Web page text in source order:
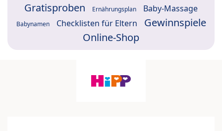
Gratisproben Ernährungsplan Baby-Massage
Babynamen Checklisten für Eltern
Gewinnspiele
Online-Shop